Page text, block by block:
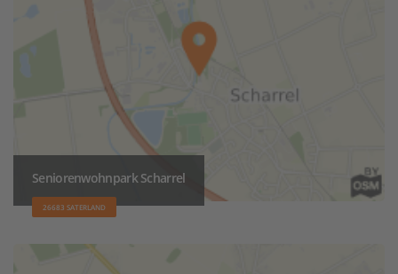
Seniorenwohnpark Scharrel
26683 SATERLAND